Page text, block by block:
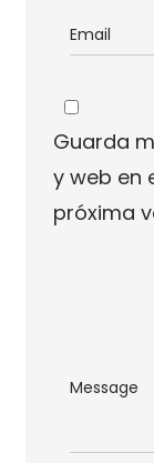
Guarda
y web en
próxima